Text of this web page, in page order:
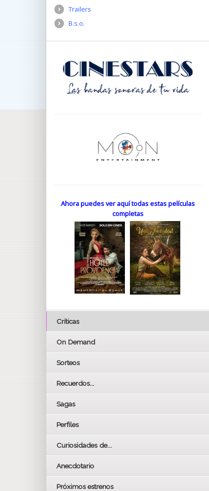
Trailers
B.s.o.
Ahora puedes ver aquí todas estas películas
completas
Críticas
On Demand
Sorteos
Recuerdos...
Sagas
Perfiles
Curiosidades de...
Anecdotario
Próximos estrenos